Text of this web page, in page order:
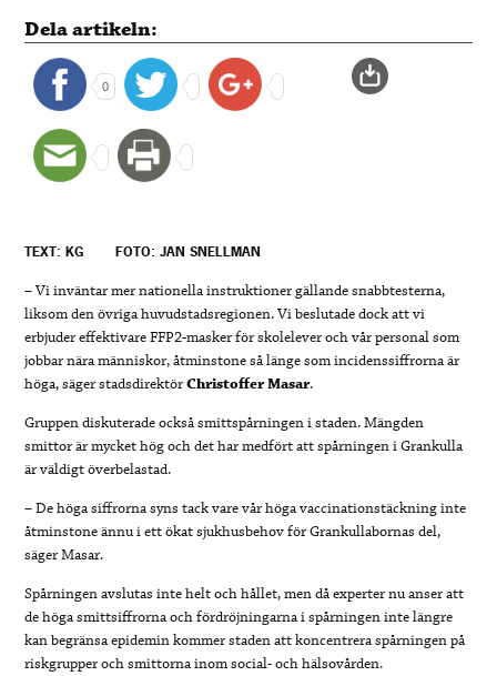
Dela artikeln:
0
TEXT: KG FOTO: JAN SNELLMAN
– Vi inväntar mer nationella instruktioner gällande snabbtesterna,
liksom den övriga huvudstadsregionen. Vi beslutade dock att vi
erbjuder effektivare FFP2-masker för skolelever och vår personal som
jobbar nära människor, åtminstone så länge som incidenssiffrorna är
höga, säger stadsdirektörChristoffer Masar.
Gruppen diskuterade också smittspårningen i staden.Mängden
smittor är mycket hög och det har medfört att spårningen i Grankulla
är väldigt överbelastad.
– De höga siffrorna syns tack vare vår höga vaccinationstäckning inte
åtminstone ännu i ett ökat sjukhusbehov för Grankullabornas del,
säger Masar.
Spårningen avslutas inte helt och hållet, men då experter nu anser att
de höga smittsiffrorna och fördröjningarna i spårningen inte längre
kan begränsa epidemin kommer staden att koncentrera spårningen på
riskgrupper och smittorna inom social- och hälsovården.